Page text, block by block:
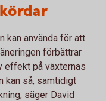
kan använda för att
förbättrar
effekt på växternas
kan så, samtidigt
säger David